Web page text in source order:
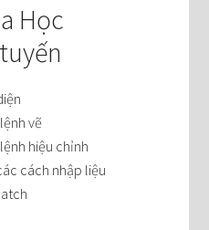
Học
vẽ
hiệu chỉnh
cách nhập liệu